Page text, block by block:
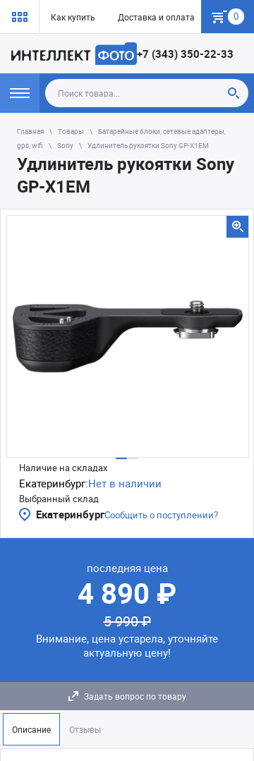
Как купить Доставка и оплата Гарантия
0
+7 (343) 350-22-33
Главная Товары
Батарейные блоки, сетевые адаптеры,
gps, wifi
Sony Удлинитель рукоятки Sony GP-X1EM
Удлинитель рукоятки Sony
GP-X1EM
Наличие на складах
Екатеринбург:Нет в наличии
Выбранный склад
ЕкатеринбургСообщить о поступлении?
последняя цена
4 890 ₽
5 990 ₽
Внимание, цена устарела, уточняйте
актуальную цену!
Задать вопрос по товару
Описание Отзывы